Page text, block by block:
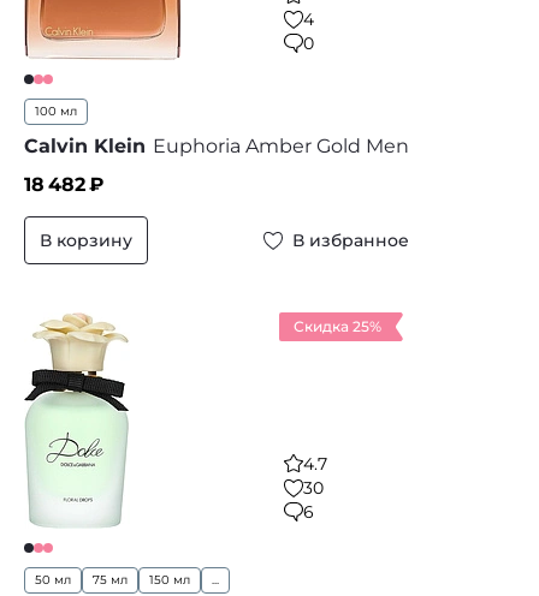
4
0
100 мл
Calvin Klein Euphoria Amber Gold Men
18 482₽
В корзину В избранное
Скидка 25%
4.7
30
6
50 мл 75 мл 150 мл ...